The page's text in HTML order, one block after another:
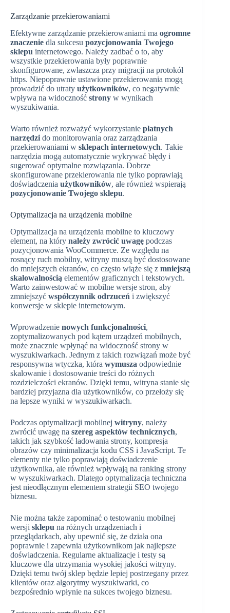
Zarządzanie przekierowaniami
Efektywne zarządzanie przekierowaniami ma ogromne
znaczenie dla sukcesu pozycjonowania Twojego
sklepu internetowego. Należy zadbać o to, aby
wszystkie przekierowania były poprawnie
skonfigurowane, zwłaszcza przy migracji na protokół
https. Niepoprawnie ustawione przekierowania mogą
prowadzić do utraty użytkowników, co negatywnie
wpływa na widoczność strony w wynikach
wyszukiwania.
Warto również rozważyć wykorzystanie płatnych
narzędzi do monitorowania oraz zarządzania
przekierowaniami w sklepach internetowych. Takie
narzędzia mogą automatycznie wykrywać błędy i
sugerować optymalne rozwiązania. Dobrze
skonfigurowane przekierowania nie tylko poprawiają
doświadczenia użytkowników, ale również wspierają
pozycjonowanie Twojego sklepu.
Optymalizacja na urządzenia mobilne
Optymalizacja na urządzenia mobilne to kluczowy
element, na który należy zwrócić uwagę podczas
pozycjonowania WooCommerce. Ze względu na
rosnący ruch mobilny, witryny muszą być dostosowane
do mniejszych ekranów, co często wiąże się z mniejszą
skalowalnością elementów graficznych i tekstowych.
Warto zainwestować w mobilne wersje stron, aby
zmniejszyć współczynnik odrzuceń i zwiększyć
konwersje w sklepie internetowym.
Wprowadzenie nowych funkcjonalności,
zoptymalizowanych pod kątem urządzeń mobilnych,
może znacznie wpłynąć na widoczność strony w
wyszukiwarkach. Jednym z takich rozwiązań może być
responsywna wtyczka, która wymusza odpowiednie
skalowanie i dostosowanie treści do różnych
rozdzielczości ekranów. Dzięki temu, witryna stanie się
bardziej przyjazna dla użytkowników, co przełoży się
na lepsze wyniki w wyszukiwarkach.
Podczas optymalizacji mobilnej witryny, należy
zwrócić uwagę na szereg aspektów technicznych,
takich jak szybkość ładowania strony, kompresja
obrazów czy minimalizacja kodu CSS i JavaScript. Te
elementy nie tylko poprawiają doświadczenie
użytkownika, ale również wpływają na ranking strony
w wyszukiwarkach. Dlatego optymalizacja techniczna
jest nieodłącznym elementem strategii SEO twojego
biznesu.
Nie można także zapominać o testowaniu mobilnej
wersji sklepu na różnych urządzeniach i
przeglądarkach, aby upewnić się, że działa ona
poprawnie i zapewnia użytkownikom jak najlepsze
doświadczenia. Regularne aktualizacje i testy są
kluczowe dla utrzymania wysokiej jakości witryny.
Dzięki temu twój sklep będzie lepiej postrzegany przez
klientów oraz algorytmy wyszukiwarki, co
bezpośrednio wpłynie na sukces twojego biznesu.